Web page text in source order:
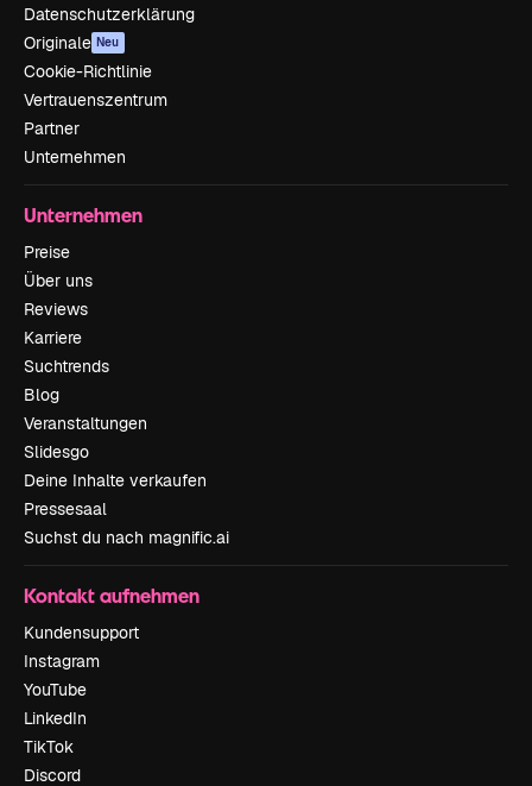
Datenschutzerklärung
Originale Neu
Cookie-Richtlinie
Vertrauenszentrum
Partner
Unternehmen
Unternehmen
Preise
Über uns
Reviews
Karriere
Suchtrends
Blog
Veranstaltungen
Slidesgo
Deine Inhalte verkaufen
Pressesaal
Suchst du nach magnific.ai
Kontakt aufnehmen
Kundensupport
Instagram
YouTube
LinkedIn
TikTok
Discord